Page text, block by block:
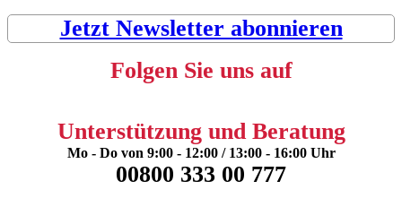
Jetzt Newsletter abonnieren
Folgen Sie uns auf
Unterstützung und Beratung
Mo - Do von 9:00 - 12:00 / 13:00 - 16:00 Uhr
00800 333 00 777